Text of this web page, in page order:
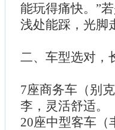
能玩得痛快。”
浅处能踩，光脚
二、车型选对，
7座商务车（别
李，灵活舒适。
20座中型客车（